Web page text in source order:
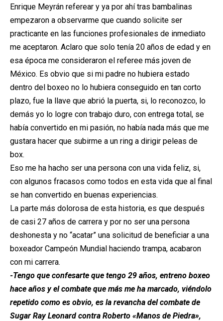
Enrique Meyrán referear y ya por ahí tras bambalinas
empezaron a observarme que cuando solicite ser
practicante en las funciones profesionales de inmediato
me aceptaron. Aclaro que solo tenía 20 años de edad y en
esa época me consideraron el referee más joven de
México. Es obvio que si mi padre no hubiera estado
dentro del boxeo no lo hubiera conseguido en tan corto
plazo, fue la llave que abrió la puerta, si, lo reconozco, lo
demás yo lo logre con trabajo duro, con entrega total, se
había convertido en mi pasión, no había nada más que me
gustara hacer que subirme a un ring a dirigir peleas de
box.
Eso me ha hacho ser una persona con una vida feliz, si,
con algunos fracasos como todos en esta vida que al final
se han convertido en buenas experiencias.
La parte más dolorosa de esta historia, es que después
de casi 27 años de carrera y por no ser una persona
deshonesta y no “acatar” una solicitud de beneficiar a una
boxeador Campeón Mundial haciendo trampa, acabaron
con mi carrera.
-Tengo que confesarte que tengo 29 años, entreno boxeo
hace años y el combate que más me ha marcado, viéndolo
repetido como es obvio, es la revancha del combate de
Sugar Ray Leonard contra Roberto «Manos de Piedra»,